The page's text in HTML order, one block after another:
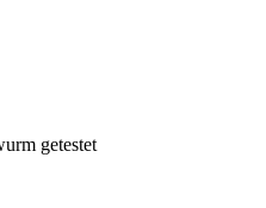
getestet